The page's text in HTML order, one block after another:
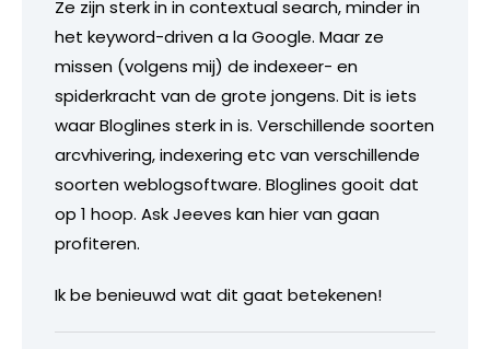
Ze zijn sterk in in contextual search, minder in
het keyword-driven a la Google. Maar ze
missen (volgens mij) de indexeer- en
spiderkracht van de grote jongens. Dit is iets
waar Bloglines sterk in is. Verschillende soorten
arcvhivering, indexering etc van verschillende
soorten weblogsoftware. Bloglines gooit dat
op 1 hoop. Ask Jeeves kan hier van gaan
profiteren.
Ik be benieuwd wat dit gaat betekenen!